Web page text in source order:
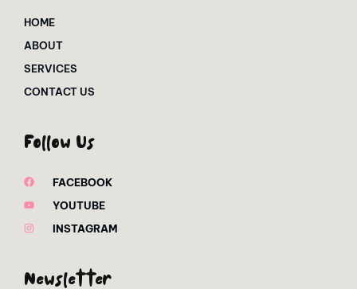
HOME
ABOUT
SERVICES
CONTACT US
Follow Us
FACEBOOK
YOUTUBE
INSTAGRAM
Newsletter